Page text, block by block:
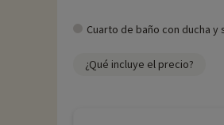
Cuarto de baño con ducha
¿Qué incluye el precio?